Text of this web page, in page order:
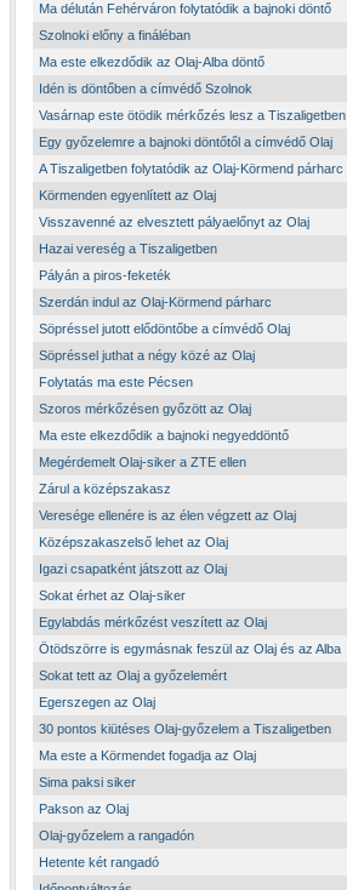
Ma délután Fehérváron folytatódik a bajnoki döntő
Szolnoki előny a fináléban
Ma este elkezdődik az Olaj-Alba döntő
Idén is döntőben a címvédő Szolnok
Vasárnap este ötödik mérkőzés lesz a Tiszaligetben
Egy győzelemre a bajnoki döntőtől a címvédő Olaj
A Tiszaligetben folytatódik az Olaj-Körmend párharc
Körmenden egyenlített az Olaj
Visszavenné az elvesztett pályaelőnyt az Olaj
Hazai vereség a Tiszaligetben
Pályán a piros-feketék
Szerdán indul az Olaj-Körmend párharc
Söpréssel jutott elődöntőbe a címvédő Olaj
Söpréssel juthat a négy közé az Olaj
Folytatás ma este Pécsen
Szoros mérkőzésen győzött az Olaj
Ma este elkezdődik a bajnoki negyeddöntő
Megérdemelt Olaj-siker a ZTE ellen
Zárul a középszakasz
Veresége ellenére is az élen végzett az Olaj
Középszakaszelső lehet az Olaj
Igazi csapatként játszott az Olaj
Sokat érhet az Olaj-siker
Egylabdás mérkőzést veszített az Olaj
Ötödszörre is egymásnak feszül az Olaj és az Alba
Sokat tett az Olaj a győzelemért
Egerszegen az Olaj
30 pontos kiütéses Olaj-győzelem a Tiszaligetben
Ma este a Körmendet fogadja az Olaj
Sima paksi siker
Pakson az Olaj
Olaj-győzelem a rangadón
Hetente két rangadó